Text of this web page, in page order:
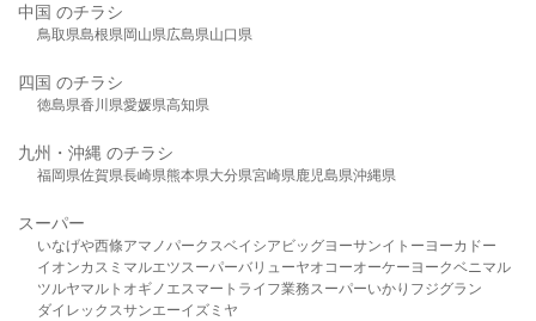
中国 のチラシ
鳥取県島根県岡山県広島県山口県
四国 のチラシ
徳島県香川県愛媛県高知県
九州・沖縄 のチラシ
福岡県佐賀県長崎県熊本県大分県宮崎県鹿児島県沖縄県
スーパー
いなげや西條アマノパークスベイシア ビッグヨーサンイトーヨーカドー
イオンカスミ マルエツスーパーバリューヤオコーオーケー ヨークベニマル
ツルヤマルト オギノ エスマート ライフ業務スーパーいかり フジグラン
ダイレックスサンエーイズミヤ